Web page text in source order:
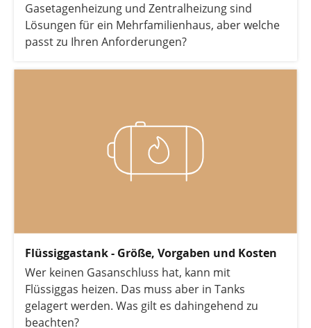
Gasetagenheizung und Zentralheizung sind
Lösungen für ein Mehrfamilienhaus, aber welche
passt zu Ihren Anforderungen?
Flüssiggastank - Größe, Vorgaben und Kosten
Wer keinen Gasanschluss hat, kann mit
Flüssiggas heizen. Das muss aber in Tanks
gelagert werden. Was gilt es dahingehend zu
beachten?